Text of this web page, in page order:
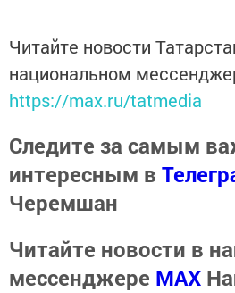
Читайте новости
национальном
https://max.ru/tatmedia
Следите за самым
интересным в
Черемшан
Читайте новости в
мессенджере MАХ